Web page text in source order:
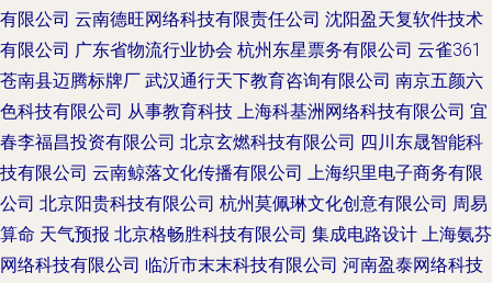
有限公司 云南德旺网络科技有限责任公司 沈阳盈天复软件技术
有限公司 广东省物流行业协会 杭州东星票务有限公司 云雀361
苍南县迈腾标牌厂 武汉通行天下教育咨询有限公司 南京五颜六
色科技有限公司 从事教育科技 上海科基洲网络科技有限公司 宜
春李福昌投资有限公司 北京玄燃科技有限公司 四川东晟智能科
技有限公司 云南鲸落文化传播有限公司 上海织里电子商务有限
公司 北京阳贵科技有限公司 杭州莫佩琳文化创意有限公司 周易
算命 天气预报 北京格畅胜科技有限公司 集成电路设计 上海氨芬
网络科技有限公司 临沂市末末科技有限公司 河南盈泰网络科技